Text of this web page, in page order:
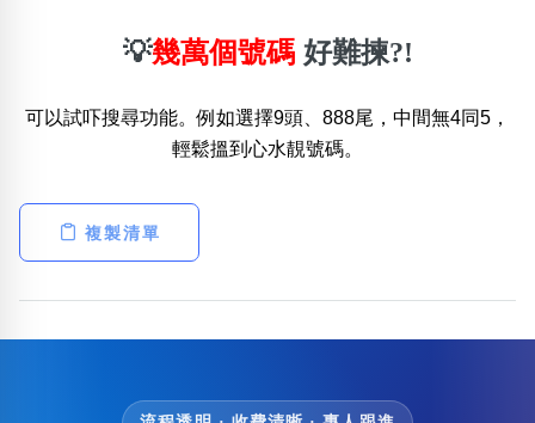
💡幾萬個號碼 好難揀?!
可以試吓搜尋功能。例如選擇9頭、888尾，中間無4同5，
輕鬆搵到心水靚號碼。
複製清單